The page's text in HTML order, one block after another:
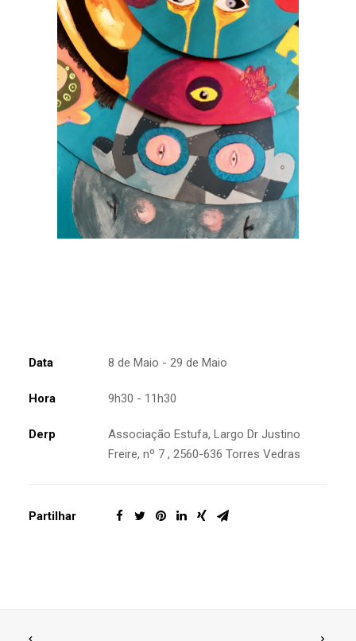
Data 8 de Maio - 29 de Maio
Hora 9h30 - 11h30
Derp
Associação Estufa, Largo Dr Justino
Freire, nº 7 , 2560-636 Torres Vedras
Partilhar